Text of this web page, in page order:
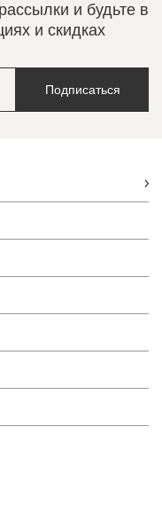
и будьте в
и скидках
Подписаться